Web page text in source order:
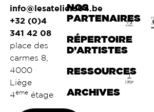
info@lesateliers04.be
+32 (0)4
341 42 08
place des
carmes 8,
4000
Liège
4èmeétage
NOS
PARTENAIRES
RÉPERTOIRE
D’ARTISTES
RESSOURCES
ARCHIVES